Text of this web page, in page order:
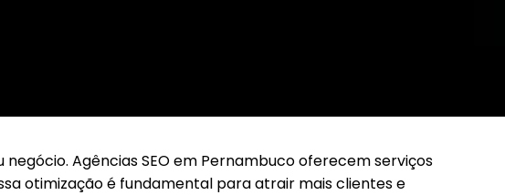
Agências SEO em Pernambuco oferecem serviços
otimização é fundamental para atrair mais clientes e